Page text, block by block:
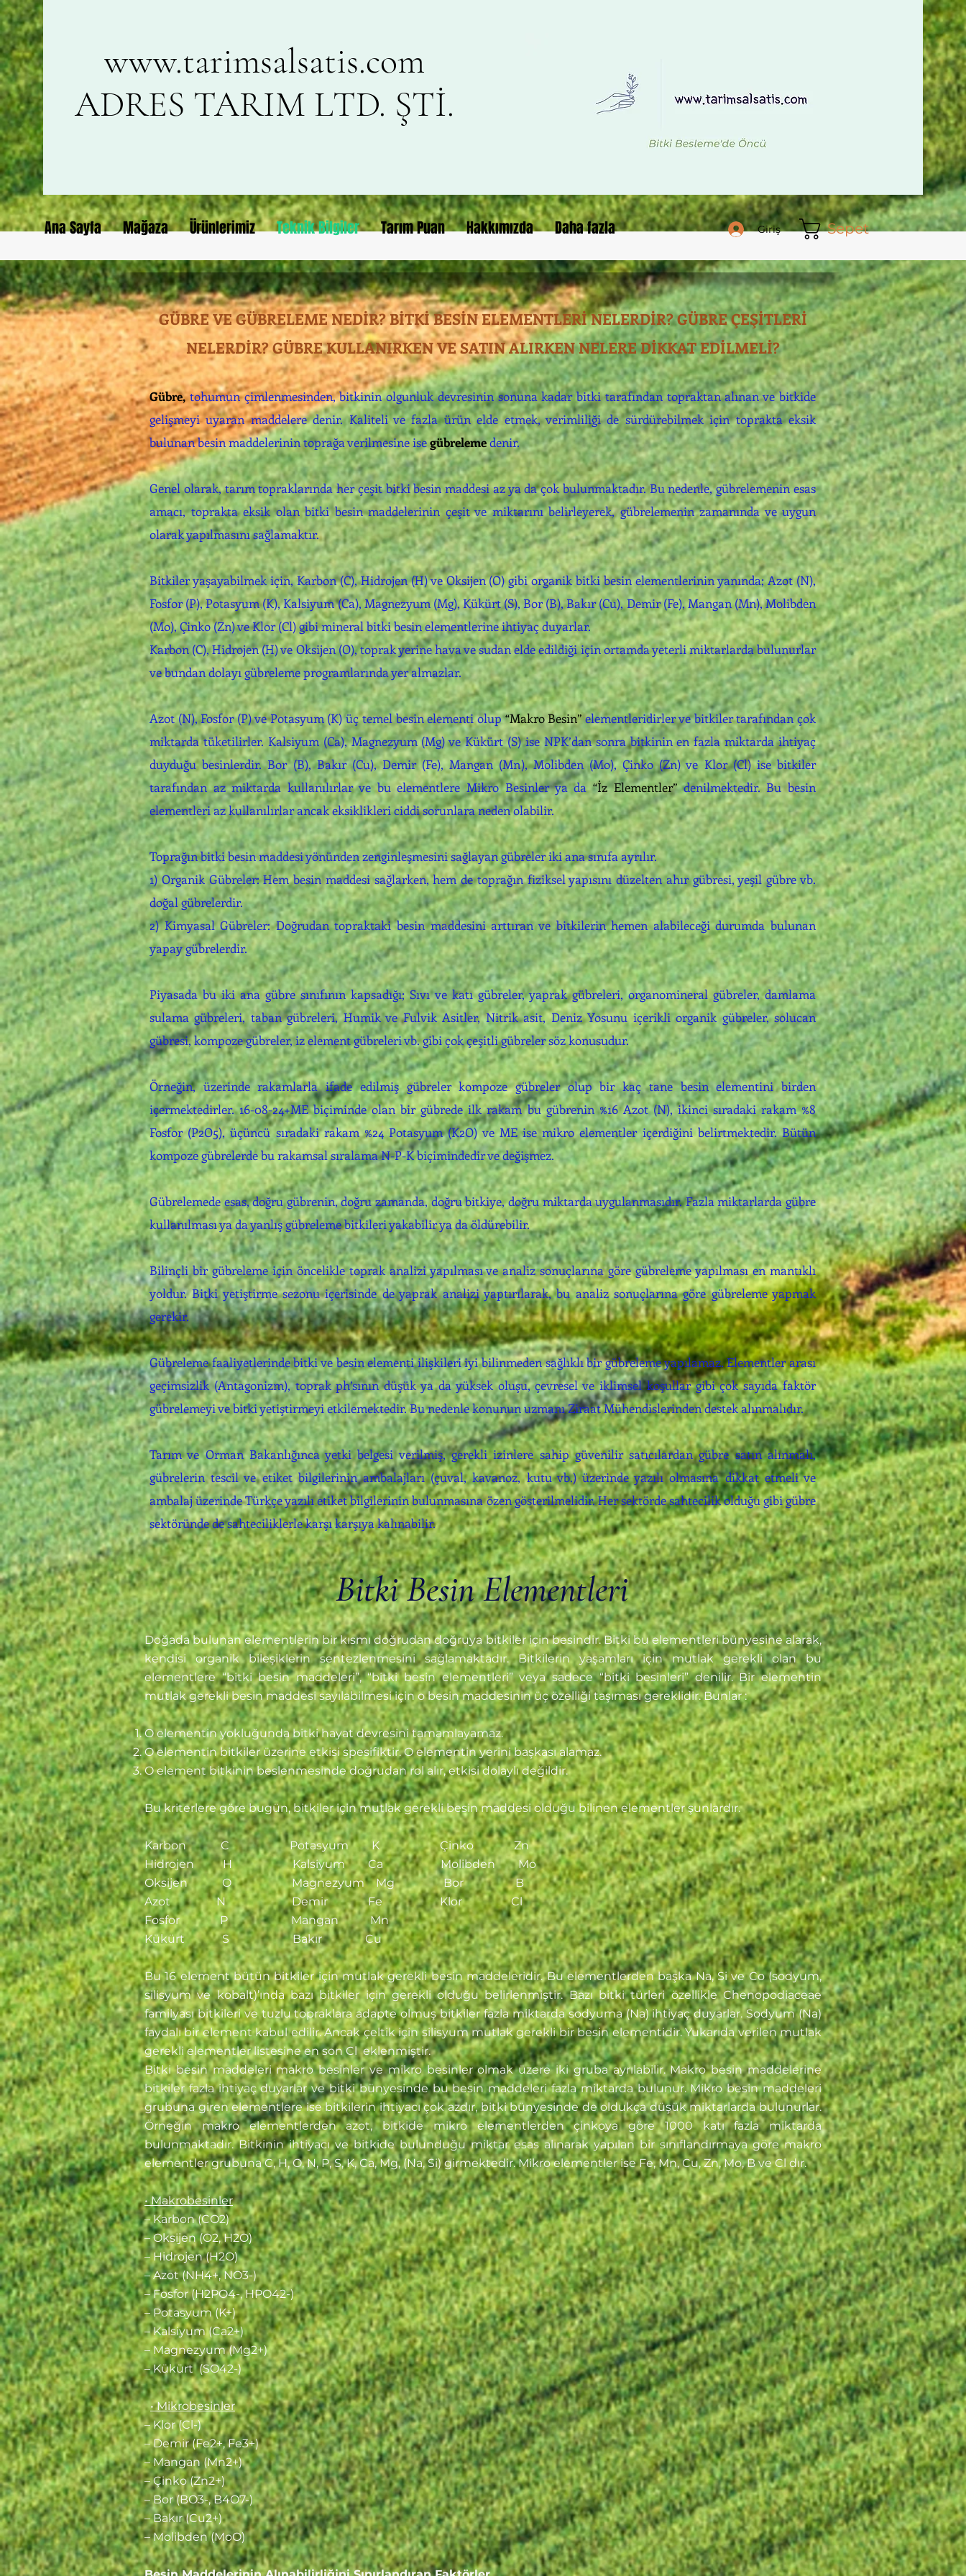
www.tarimsalsatis.com
ADRES TARIM LTD. ŞTİ.
Ana Sayfa Mağaza Ürünlerimiz Teknik Bilgiler Tarım Puan Hakkımızda Daha fazla Giriş Sepet
GÜBRE VE GÜBRELEME NEDİR? BİTKİ BESİN ELEMENTLERİ NELERDİR? GÜBRE ÇEŞİTLERİ
NELERDİR? GÜBRE KULLANIRKEN VE SATIN ALIRKEN NELERE DİKKAT EDİLMELİ?
Gübre,tohumun çimlenmesinden, bitkinin olgunluk devresinin sonuna kadar bitki tarafından topraktan alınan ve bitkide
gelişmeyi uyaran maddelere denir. Kaliteli ve fazla ürün elde etmek, verimliliği de sürdürebilmek için toprakta eksik
bulunan besin maddelerinin toprağa verilmesine isegübrelemedenir.
Genel olarak, tarım topraklarında her çeşit bitki besin maddesi az ya da çok bulunmaktadır. Bu nedenle, gübrelemenin esas
amacı, toprakta eksik olan bitki besin maddelerinin çeşit ve miktarını belirleyerek, gübrelemenin zamanında ve uygun
olarak yapılmasını sağlamaktır.
Bitkiler yaşayabilmek için, Karbon (C), Hidrojen (H) ve Oksijen (O) gibi organik bitki besin elementlerinin yanında; Azot (N),
Fosfor (P), Potasyum (K), Kalsiyum (Ca), Magnezyum (Mg), Kükürt (S), Bor (B), Bakır (Cu), Demir (Fe), Mangan (Mn), Molibden
(Mo), Çinko (Zn) ve Klor (Cl) gibi mineral bitki besin elementlerine ihtiyaç duyarlar.
Karbon (C), Hidrojen (H) ve Oksijen (O), toprak yerine hava ve sudan elde edildiği için ortamda yeterli miktarlarda bulunurlar
ve bundan dolayı gübreleme programlarında yer almazlar.
Azot (N), Fosfor (P) ve Potasyum (K) üç temel besin elementi olup“Makro Besin”elementleridirler ve bitkiler tarafından çok
miktarda tüketilirler. Kalsiyum (Ca), Magnezyum (Mg) ve Kükürt (S) ise NPK’dan sonra bitkinin en fazla miktarda ihtiyaç
duyduğu besinlerdir. Bor (B), Bakır (Cu), Demir (Fe), Mangan (Mn), Molibden (Mo), Çinko (Zn) ve Klor (Cl) ise bitkiler
tarafından az miktarda kullanılırlar ve bu elementlere Mikro Besinler ya da“İz Elementler”denilmektedir. Bu besin
elementleri az kullanılırlar ancak eksiklikleri ciddi sorunlara neden olabilir.
Toprağın bitki besin maddesi yönünden zenginleşmesini sağlayan gübreler iki ana sınıfa ayrılır.
1) Organik Gübreler: Hem besin maddesi sağlarken, hem de toprağın fiziksel yapısını düzelten ahır gübresi, yeşil gübre vb.
doğal gübrelerdir.
2) Kimyasal Gübreler: Doğrudan topraktaki besin maddesini arttıran ve bitkilerin hemen alabileceği durumda bulunan
yapay gübrelerdir.
Piyasada bu iki ana gübre sınıfının kapsadığı; Sıvı ve katı gübreler, yaprak gübreleri, organomineral gübreler, damlama
sulama gübreleri, taban gübreleri, Humik ve Fulvik Asitler, Nitrik asit, Deniz Yosunu içerikli organik gübreler, solucan
gübresi, kompoze gübreler, iz element gübreleri vb. gibi çok çeşitli gübreler söz konusudur.
Örneğin, üzerinde rakamlarla ifade edilmiş gübreler kompoze gübreler olup bir kaç tane besin elementini birden
içermektedirler. 16-08-24+ME biçiminde olan bir gübrede ilk rakam bu gübrenin %16 Azot (N), ikinci sıradaki rakam %8
Fosfor (P2O5), üçüncü sıradaki rakam %24 Potasyum (K2O) ve ME ise mikro elementler içerdiğini belirtmektedir. Bütün
kompoze gübrelerde bu rakamsal sıralama N-P-K biçimindedir ve değişmez.
Gübrelemede esas, doğru gübrenin, doğru zamanda, doğru bitkiye, doğru miktarda uygulanmasıdır. Fazla miktarlarda gübre
kullanılması ya da yanlış gübreleme bitkileri yakabilir ya da öldürebilir.
Bilinçli bir gübreleme için öncelikle toprak analizi yapılması ve analiz sonuçlarına göre gübreleme yapılması en mantıklı
yoldur. Bitki yetiştirme sezonu içerisinde de yaprak analizi yaptırılarak, bu analiz sonuçlarına göre gübreleme yapmak
gerekir.
Gübreleme faaliyetlerinde bitki ve besin elementi ilişkileri iyi bilinmeden sağlıklı bir gübreleme yapılamaz. Elementler arası
geçimsizlik (Antagonizm), toprak ph’sının düşük ya da yüksek oluşu, çevresel ve iklimsel koşullar gibi çok sayıda faktör
gübrelemeyi ve bitki yetiştirmeyi etkilemektedir. Bu nedenle konunun uzmanı Ziraat Mühendislerinden destek alınmalıdır.
Tarım ve Orman Bakanlığınca yetki belgesi verilmiş, gerekli izinlere sahip güvenilir satıcılardan gübre satın alınmalı,
gübrelerin tescil ve etiket bilgilerinin ambalajları (çuval, kavanoz, kutu vb.) üzerinde yazılı olmasına dikkat etmeli ve
ambalaj üzerinde Türkçe yazılı etiket bilgilerinin bulunmasına özen gösterilmelidir. Her sektörde sahtecilik olduğu gibi gübre
sektöründe de sahteciliklerle karşı karşıya kalınabilir.
Bitki Besin Elementleri
Doğada bulunan elementlerin bir kısmı doğrudan doğruya bitkiler için besindir. Bitki bu elementleri bünyesine alarak,
kendisi organik bileşiklerin sentezlenmesini sağlamaktadır.Bitkilerin yaşamları için mutlak gerekli olan bu
elementlere “bitki besin maddeleri”, “bitki besin elementleri” veya sadece “bitki besinleri” denilir. Bir elementin
mutlak gerekli besin maddesi sayılabilmesi için o besin maddesinin üç özelliği taşıması gereklidir. Bunlar :
O elementin yokluğunda bitki hayat devresini tamamlayamaz.
O elementin bitkiler üzerine etkisi spesifiktir. O elementin yerini başkası alamaz.
O element bitkinin beslenmesinde doğrudan rol alır, etkisi dolaylı değildir.
Bu kriterlere göre bugün, bitkiler için mutlak gerekli besin maddesi olduğu bilinen elementler şunlardır.
Karbon C Potasyum K Çinko Zn
Hidrojen H Kalsiyum Ca Molibden Mo
Oksijen O Magnezyum Mg Bor B
Azot N Demir Fe Klor Cl
Fosfor P Mangan Mn
Kükürt S Bakır Cu
Bu 16 element bütün bitkiler için mutlak gerekli besin maddeleridir. Bu elementlerden başka Na, Si ve Co (sodyum,
silisyum ve kobalt)’ında bazı bitkiler için gerekli olduğu belirlenmiştir. Bazı bitki türleri özellikle Chenopodiaceae
familyası bitkileri ve tuzlu topraklara adapte olmuş bitkiler fazla miktarda sodyuma (Na) ihtiyaç duyarlar. Sodyum (Na)
faydalı bir element kabul edilir. Ancak çeltik için silisyum mutlak gerekli bir besin elementidir. Yukarıda verilen mutlak
gerekli elementler listesine en son Cl eklenmiştir.
Bitki besin maddeleri makro besinler ve mikro besinler olmak üzere iki gruba ayrılabilir. Makro besin maddelerine
bitkiler fazla ihtiyaç duyarlar ve bitki bünyesinde bu besin maddeleri fazla miktarda bulunur. Mikro besin maddeleri
grubuna giren elementlere ise bitkilerin ihtiyacı çok azdır, bitki bünyesinde de oldukça düşük miktarlarda bulunurlar.
Örneğin makro elementlerden azot, bitkide mikro elementlerden çinkoya göre 1000 katı fazla miktarda
bulunmaktadır. Bitkinin ihtiyacı ve bitkide bulunduğu miktar esas alınarak yapılan bir sınıflandırmaya göre makro
elementler grubuna C, H, O, N, P, S, K, Ca, Mg, (Na, Si) girmektedir. Mikro elementler ise Fe, Mn, Cu, Zn, Mo, B ve Cl dır.
• Makrobesinler
– Karbon (CO2)
– Oksijen (O2, H2O)
– Hidrojen (H2O)
– Azot (NH4+, NO3-)
– Fosfor (H2PO4-, HPO42-)
– Potasyum (K+)
– Kalsiyum (Ca2+)
– Magnezyum (Mg2+)
– Kükürt (SO42-)
• Mikrobesinler
– Klor (Cl-)
– Demir (Fe2+, Fe3+)
– Mangan (Mn2+)
– Çinko (Zn2+)
– Bor (BO3-, B4O7-)
– Bakır (Cu2+)
– Molibden (MoO)